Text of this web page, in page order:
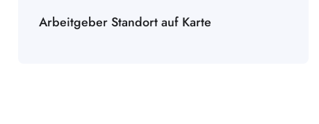
Arbeitgeber Standort auf Karte